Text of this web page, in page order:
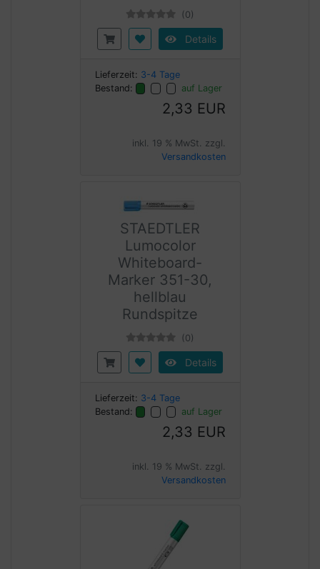
(0)
Details
Lieferzeit: 3-4 Tage
Bestand:
auf Lager
2,33 EUR
inkl. 19 % MwSt. zzgl.
Versandkosten
STAEDTLER
Lumocolor
Whiteboard-
Marker 351-30,
hellblau
Rundspitze
(0)
Details
Lieferzeit: 3-4 Tage
Bestand:
auf Lager
2,33 EUR
inkl. 19 % MwSt. zzgl.
Versandkosten